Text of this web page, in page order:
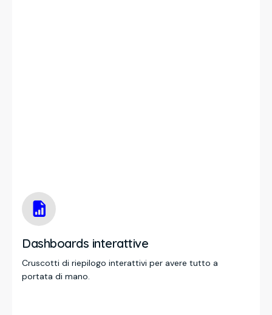
Dashboards interattive
Cruscotti di riepilogo interattivi per avere tutto a
portata di mano.